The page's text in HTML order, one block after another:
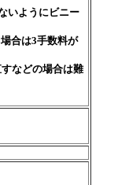
いようにビニー
合は3手数料が
などの場合は難